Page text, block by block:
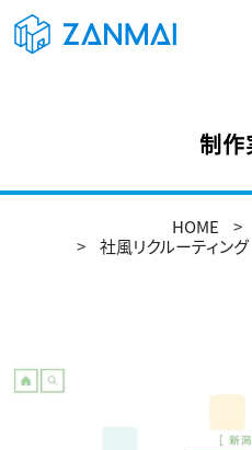
制作
HOME
社風リクルーティン